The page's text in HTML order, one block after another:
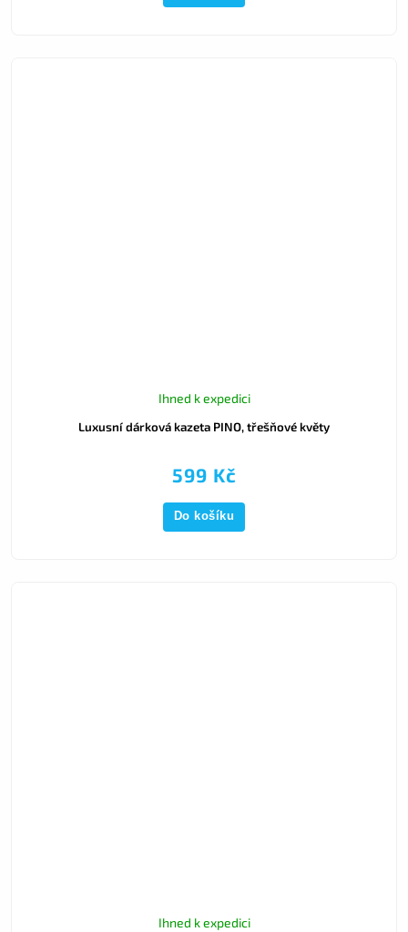
Luxusní dárková kazeta PINO, třešňové květy
Ihned k expedici
599 Kč
Do košíku
Ihned k expedici